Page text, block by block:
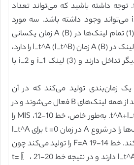
مشابه، f_t (i_2 )=l_t^B. توجه داشته باشید که می‌تواند تعداد
متعددی لینک i_1 و i_2 می‌تواند وجود داشته باشد. سه مورد
ممکن را در نظر بگیرید: (1) تمام لینک‌ها در (B) A زمان یکسانی
دارند ، به‌عنوان مثال، یک لینک در A (B) زمان l_t^A (l_t^B) را دارد،
(2) لینکi_1 و i_2 با یکدیگر تداخل دارند و (3) لینک i_1 و i_2 با
برای مورد (1)، A-TxRx یک زمان‌بندی تولید می‌کند که در آن
لینک‌های موجود در B بعد از همه لینک‌های B فعال می‌شوند و در
نتیجه 〖δ(G)=l〗_t^A+l_t^B. به‌طور خاص، خط 10-12، MIS را
تولید می‌کند و همه لینک‌ها را در شروع A در زمان t =0 برای l_t^A
واحد زمان برنامه‌ریزی می‌کند. خط 14-19 F=A را تولید می‌کند چون
تمام لینک‌ها زمان پایان l_t^A دارند و در نتیجه خط 20-21 ، t=〖